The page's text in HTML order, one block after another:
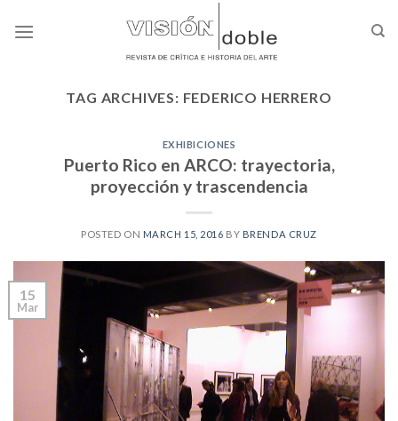
TAG ARCHIVES: FEDERICO HERRERO
EXHIBICIONES
Puerto Rico en ARCO: trayectoria,
proyección y trascendencia
POSTED ON MARCH 15, 2016 BY BRENDA CRUZ
15
Mar